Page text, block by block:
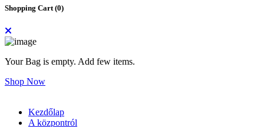
Shopping Cart (0)
Your Bag is empty. Add few items.
Shop Now
Kezdőlap
A központról